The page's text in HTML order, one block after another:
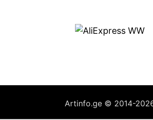
Artinfo.ge © 2014-